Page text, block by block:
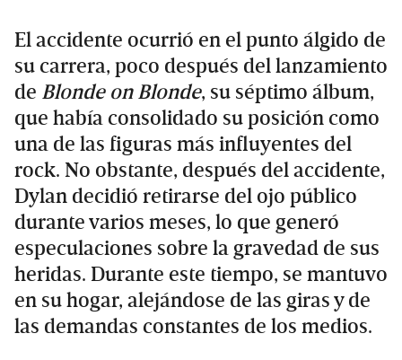
El accidente ocurrió en el punto álgido de
su carrera, poco después del lanzamiento
de Blonde on Blonde, su séptimo álbum,
que había consolidado su posición como
una de las figuras más influyentes del
rock. No obstante, después del accidente,
Dylan decidió retirarse del ojo público
durante varios meses, lo que generó
especulaciones sobre la gravedad de sus
heridas. Durante este tiempo, se mantuvo
en su hogar, alejándose de las giras y de
las demandas constantes de los medios.